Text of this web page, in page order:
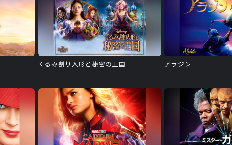
くるみ割り人形と秘密の王国 アラジン